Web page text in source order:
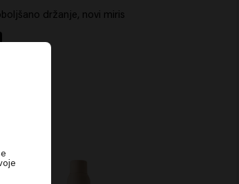
držanje, novi miris